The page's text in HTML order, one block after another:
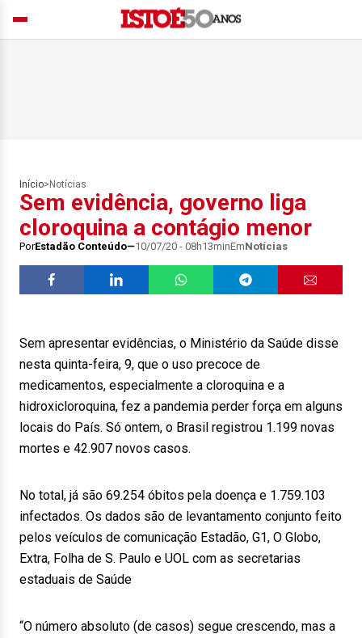
Início> Notícias
Sem evidência, governo liga
cloroquina a contágio menor
PorEstadão Conteúdo 10/07/20 - 08h13minEmNotícias
Sem apresentar evidências, o Ministério da Saúde disse
nesta quinta-feira, 9, que o uso precoce de
medicamentos, especialmente a cloroquina e a
hidroxicloroquina, fez a pandemia perder força em alguns
locais do País. Só ontem, o Brasil registrou 1.199 novas
mortes e 42.907 novos casos.
No total, já são 69.254 óbitos pela doença e 1.759.103
infectados. Os dados são de levantamento conjunto feito
pelos veículos de comunicação Estadão, G1, O Globo,
Extra, Folha de S. Paulo e UOL com as secretarias
estaduais de Saúde
“O número absoluto (de casos) segue crescendo, mas a